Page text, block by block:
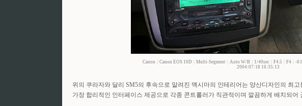
Canon Canon EOS 10D Multi-Segment Auto W/B 1/40sec F4.5 F4 -
2004:07:18 16:35:13
위의 쿠라자와 달리 SM5의 후속으로 알려진 맥시마의 인테리어는 양산디자인의 최
가장 합리적인 인터페이스 제공으로 각종 콘트롤러가 직관적이며 깔끔하게 배치되어